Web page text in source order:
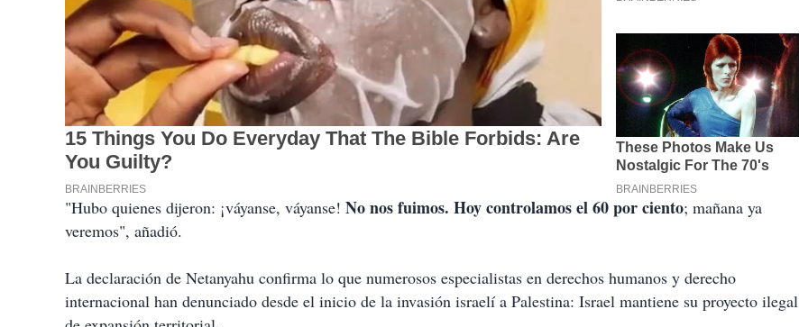
"Hubo quienes dijeron: ¡váyanse, váyanse! No nos fuimos. Hoy controlamos el 60 por ciento; mañana ya
veremos", añadió.
La declaración de Netanyahu confirma lo que numerosos especialistas en derechos humanos y derecho
internacional han denunciado desde el inicio de la invasión israelí a Palestina: Israel mantiene su proyecto ilegal